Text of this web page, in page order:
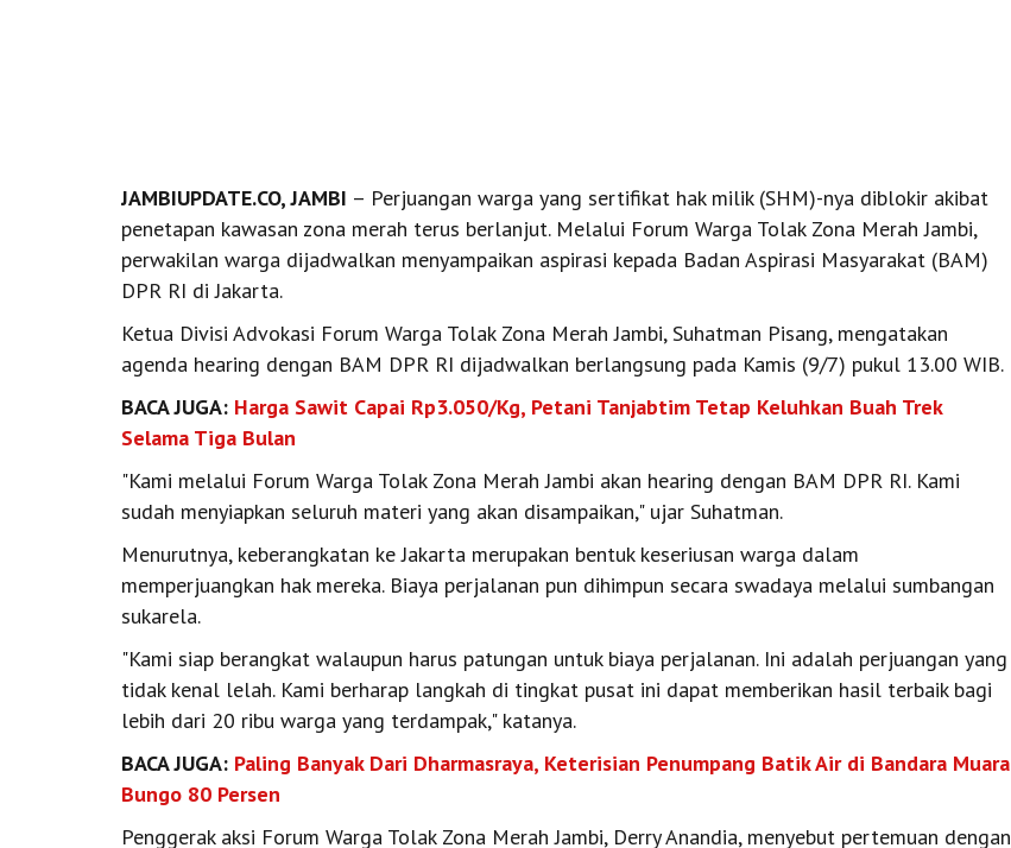
JAMBIUPDATE.CO, JAMBI – Perjuangan warga yang sertifikat hak milik (SHM)-nya diblokir akibat
penetapan kawasan zona merah terus berlanjut. Melalui Forum Warga Tolak Zona Merah Jambi,
perwakilan warga dijadwalkan menyampaikan aspirasi kepada Badan Aspirasi Masyarakat (BAM)
DPR RI di Jakarta.
Ketua Divisi Advokasi Forum Warga Tolak Zona Merah Jambi, Suhatman Pisang, mengatakan
agenda hearing dengan BAM DPR RI dijadwalkan berlangsung pada Kamis (9/7) pukul 13.00 WIB.
BACA JUGA: Harga Sawit Capai Rp3.050/Kg, Petani Tanjabtim Tetap Keluhkan Buah Trek
Selama Tiga Bulan
"Kami melalui Forum Warga Tolak Zona Merah Jambi akan hearing dengan BAM DPR RI. Kami
sudah menyiapkan seluruh materi yang akan disampaikan," ujar Suhatman.
Menurutnya, keberangkatan ke Jakarta merupakan bentuk keseriusan warga dalam
memperjuangkan hak mereka. Biaya perjalanan pun dihimpun secara swadaya melalui sumbangan
sukarela.
"Kami siap berangkat walaupun harus patungan untuk biaya perjalanan. Ini adalah perjuangan yang
tidak kenal lelah. Kami berharap langkah di tingkat pusat ini dapat memberikan hasil terbaik bagi
lebih dari 20 ribu warga yang terdampak," katanya.
BACA JUGA: Paling Banyak Dari Dharmasraya, Keterisian Penumpang Batik Air di Bandara Muara
Bungo 80 Persen
Penggerak aksi Forum Warga Tolak Zona Merah Jambi, Derry Anandia, menyebut pertemuan dengan